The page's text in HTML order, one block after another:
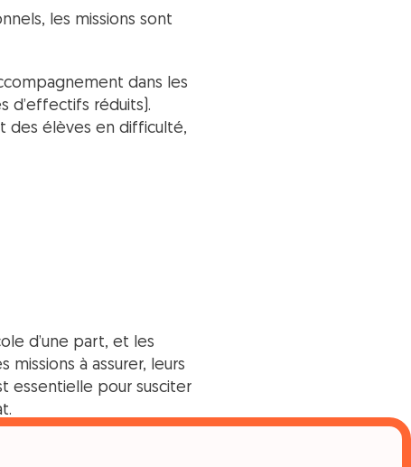
les missions sont
dans les
d’effectifs réduits).
des élèves en difficulté,
d’une part, et les
à assurer, leurs
essentielle pour susciter